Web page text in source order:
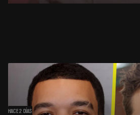
HACE 2 DÍAS